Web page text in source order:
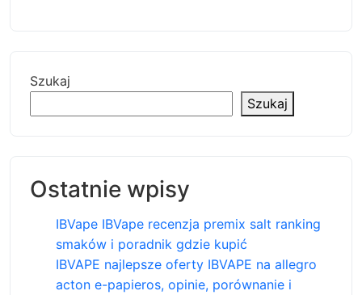
Szukaj
Szukaj
Ostatnie wpisy
IBVape IBVape recenzja premix salt ranking
smaków i poradnik gdzie kupić
IBVAPE najlepsze oferty IBVAPE na allegro
acton e-papieros, opinie, porównanie i